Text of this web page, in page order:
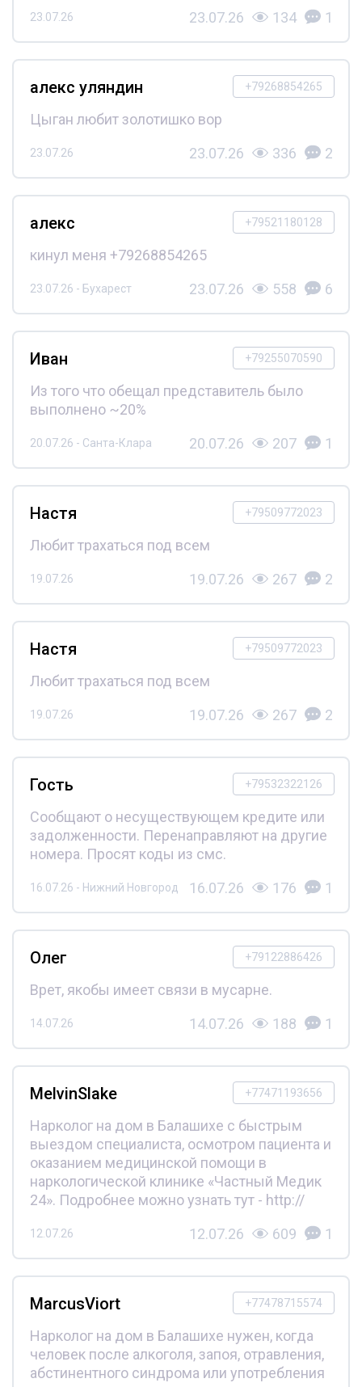
23.07.26 23.07.26 134 1
+79268854265
алекс уляндин
Цыган любит золотишко вор
23.07.26 23.07.26 336 2
+79521180128
алекс
кинул меня +79268854265
23.07.26 - Бухарест 23.07.26 558 6
+79255070590
Иван
Из того что обещал представитель было
выполнено ~20%
20.07.26 - Санта-Клара 20.07.26 207 1
+79509772023
Настя
Любит трахаться под всем
19.07.26 19.07.26 267 2
+79509772023
Настя
Любит трахаться под всем
19.07.26 19.07.26 267 2
+79532322126
Гость
Сообщают о несуществующем кредите или
задолженности. Перенаправляют на другие
номера. Просят коды из смс.
16.07.26 - Нижний Новгород 16.07.26 176 1
+79122886426
Олег
Врет, якобы имеет связи в мусарне.
14.07.26 14.07.26 188 1
+77471193656
MelvinSlake
Нарколог на дом в Балашихе с быстрым
выездом специалиста, осмотром пациента и
оказанием медицинской помощи в
наркологической клинике «Частный Медик
24». Подробнее можно узнать тут - http://
12.07.26 12.07.26 609 1
+77478715574
MarcusViort
Нарколог на дом в Балашихе нужен, когда
человек после алкоголя, запоя, отравления,
абстинентного синдрома или употребления